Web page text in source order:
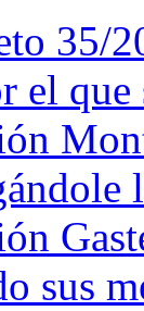
35/
el que
sus